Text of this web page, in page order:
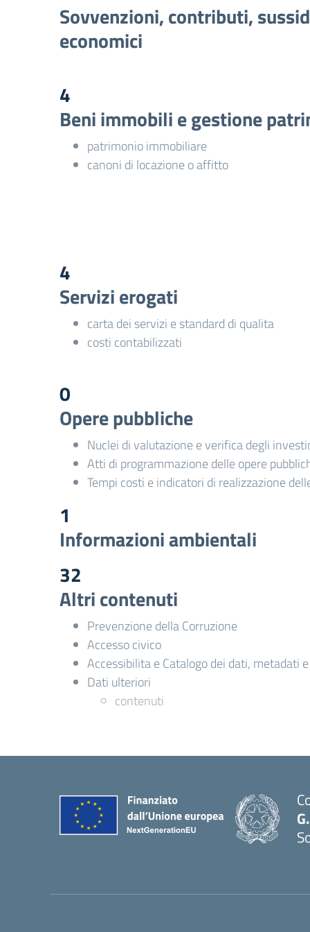
Sovvenzioni, contributi,
economici
4
Beni immobili e gestione
patrimonio immobiliare
canoni di locazione o affitto
4
Servizi erogati
carta dei servizi e standard di qualita
costi contabilizzati
0
Opere pubbliche
Nuclei di valutazione e verifica degli
Atti di programmazione delle opere
Tempi costi e indicatori di realizzazione
1
Informazioni ambientali
32
Altri contenuti
Prevenzione della Corruzione
Accesso civico
Accessibilita e Catalogo dei dati, metadati
Dati ulteriori
contenuti